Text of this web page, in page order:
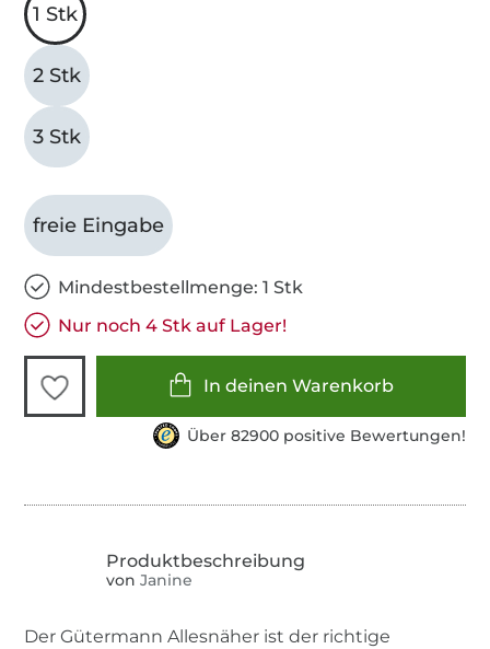
1 Stk
2 Stk
3 Stk
freie Eingabe
Mindestbestellmenge: 1 Stk
Nur noch 4 Stk auf Lager!
In deinen Warenkorb
Über 82900 positive Bewertungen!
von Janine
Der Gütermann Allesnäher ist der richtige